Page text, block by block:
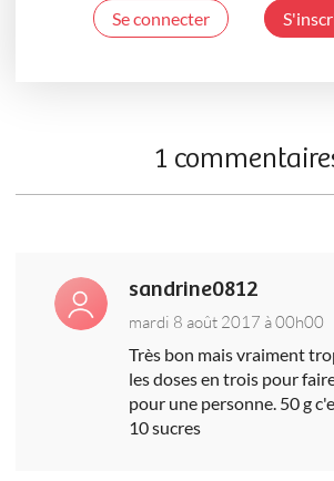
Se connecter
1
sandrine0812
mardi 8 août 2017 à 00h00
Très bon mais vraiment
les doses en trois pour
pour une personne. 50 g
10 sucres